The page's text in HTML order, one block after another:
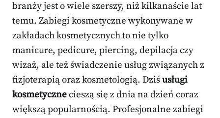
branży jest o wiele szerszy, niż kilkanaście lat
temu. Zabiegi kosmetyczne wykonywane w
zakładach kosmetycznych to nie tylko
manicure, pedicure, piercing, depilacja czy
wizaż, ale też świadczenie usług związanych z
fizjoterapią oraz kosmetologią. Dziśusługi
kosmetycznecieszą się z dnia na dzień coraz
większą popularnością. Profesjonalne zabiegi